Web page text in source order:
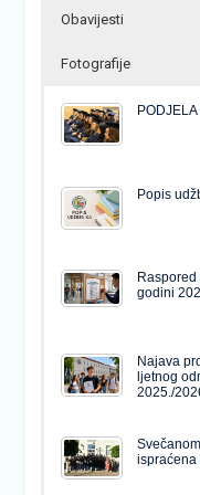
Obavijesti
Fotografije
Popis
godini
Najava
ljetnog
2025./
ispraćena